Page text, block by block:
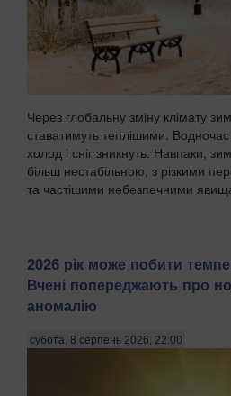
Через глобальну зміну клімату
ставатимуть теплішими.
холод і сніг зникнуть. Навпаки,
більш нестабільною, з різкими
та частішими небезпечними
2026 рік може побити
Вчені попереджають про
аномалію
субота, 8 серпень 2026, 22:00